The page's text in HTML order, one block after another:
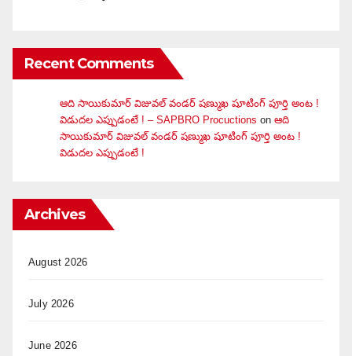
Recent Comments
ఆది సాయికుమార్ విజువ‌ల్ వండ‌ర్ ష‌ణ్ముఖ షూటింగ్ పూర్తి అంట !
విడుదల ఎప్పుడంటే ! – SAPBRO Procuctions on ఆది
సాయికుమార్ విజువ‌ల్ వండ‌ర్ ష‌ణ్ముఖ షూటింగ్ పూర్తి అంట !
విడుదల ఎప్పుడంటే !
Archives
August 2026
July 2026
June 2026